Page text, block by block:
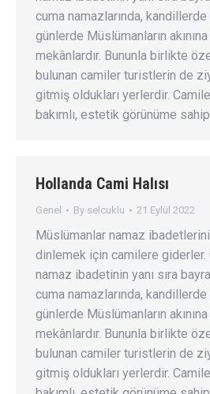
cuma namazlarında,
günlerde Müslümanların
mekânlardır. Bununla birlikte
bulunan camiler turistlerin de
gitmiş oldukları yerlerdir.
bakımlı, estetik görünüme
Hollanda Cami Halısı
Genel By selcuklu 21 Eylül 2022
Müslümanlar namaz
dinlemek için camilere giderler.
namaz ibadetinin yanı sıra
cuma namazlarında,
günlerde Müslümanların
mekânlardır. Bununla birlikte
bulunan camiler turistlerin de
gitmiş oldukları yerlerdir.